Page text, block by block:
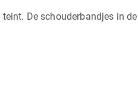
De schouderbandjes in